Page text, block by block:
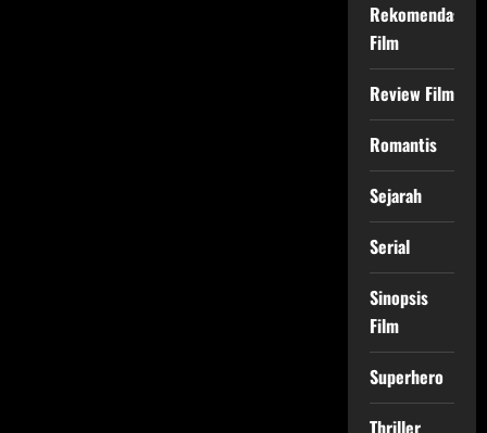
Rekomendasi
Film
Review Film
Romantis
Sejarah
Serial
Sinopsis
Film
Superhero
Thriller